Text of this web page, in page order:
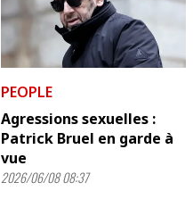
PEOPLE
Agressions sexuelles :
Patrick Bruel en garde à
vue
2026/06/08 08:37